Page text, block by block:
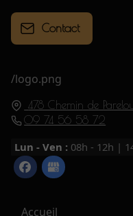
/logo.png
478 Chemin de
09 74 56 58 72
Lun - Ven : 08h - 12h |
Accueil
Contact